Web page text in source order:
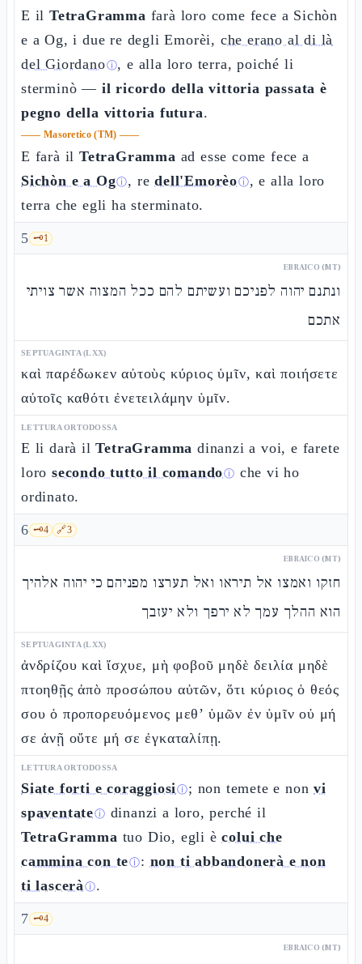
E il TetraGramma farà loro come fece a Sichòn
e a Og, i due re degli Emorèi, che erano al di là
del Giordanoⓘ, e alla loro terra, poiché li
sterminò — il ricordo della vittoria passata è
pegno della vittoria futura.
—— Masoretico (TM) ——
E farà il TetraGramma ad esse come fece a
Sichòn e a Ogⓘ, redell'Emorèoⓘ, e alla loro
terra che egli ha sterminato.
5 🗝️1
EBRAICO (MT)
ונתנם יהוה לפניכם ועשיתם להם ככל המצוה אשר צויתי
אתכם
SEPTUAGINTA (LXX)
καὶ παρέδωκεν αὐτοὺς κύριος ὑμῖν, καὶ ποιήσετε
αὐτοῖς καθότι ἐνετειλάμην ὑμῖν.
LETTURA ORTODOSSA
E li darà ilTetraGramma dinanzi a voi, e farete
loro secondo tutto il comandoⓘ che vi ho
ordinato.
6 🗝️4 🔗3
EBRAICO (MT)
חזקו ואמצו אל תיראו ואל תערצו מפניהם כי יהוה אלהיך
הוא ההלך עמך לא ירפך ולא יעזבך
SEPTUAGINTA (LXX)
ἀνδρίζου καὶ ἴσχυε, μὴ φοβοῦ μηδὲ δειλία μηδὲ
πτοηθῇς ἀπὸ προσώπου αὐτῶν, ὅτι κύριος ὁ θεός
σου ὁ προπορευόμενος μεθ’ ὑμῶν ἐν ὑμῖν οὐ μή
σε ἀνῇ οὔτε μή σε ἐγκαταλίπῃ.
LETTURA ORTODOSSA
Siate forti e coraggiosiⓘ; non temete e nonvi
spaventateⓘ dinanzi a loro, perché il
TetraGramma tuo Dio, egli ècolui che
cammina con teⓘ: non ti abbandonerà e non
ti lasceràⓘ.
7 🗝️4
EBRAICO (MT)